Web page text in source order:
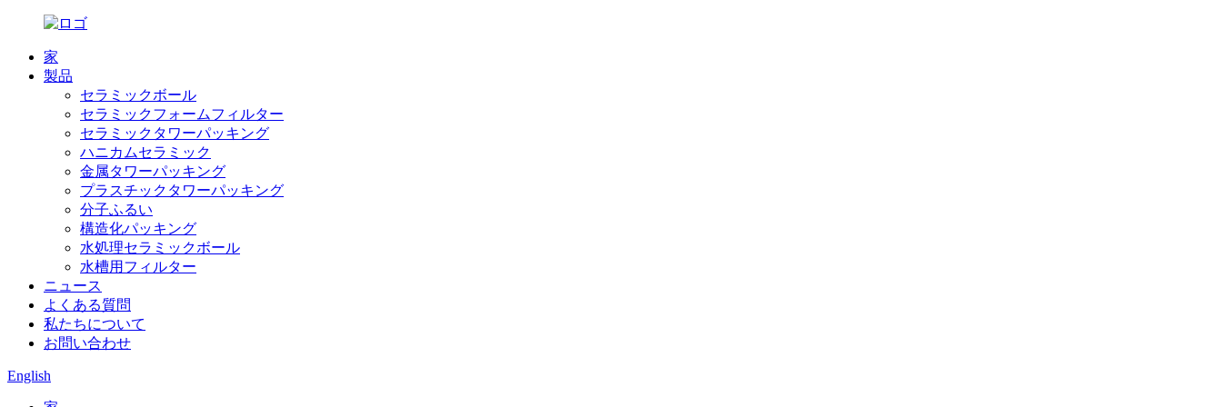
家
製品
セラミックボール
セラミックフォームフィルター
セラミックタワーパッキング
ハニカムセラミック
金属タワーパッキング
プラスチックタワーパッキング
分子ふるい
構造化パッキング
水処理セラミックボール
水槽用フィルター
ニュース
よくある質問
私たちについて
お問い合わせ
English